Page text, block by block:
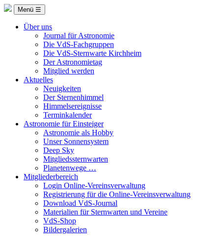
Menü ☰
Über uns
Journal für Astronomie
Die VdS-Fachgruppen
Die VdS-Sternwarte Kirchheim
Der Astronomietag
Mitglied werden
Aktuelles
Neuigkeiten
Der Sternenhimmel
Himmelsereignisse
Terminkalender
Astronomie für Einsteiger
Astronomie als Hobby
Unser Sonnensystem
Deep Sky
Mitgliedssternwarten
Planetenwege …
Mitgliederbereich
Login Online-Vereinsverwaltung
Registrierung für die Online-Vereinsverwaltung
Download VdS-Journal
Materialien für Sternwarten und Vereine
VdS-Shop
Bildergalerien